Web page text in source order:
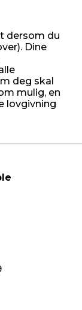
dersom du
Dine
deg skal
mulig, en
lovgivning